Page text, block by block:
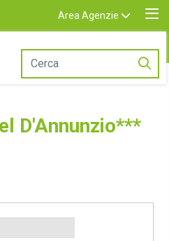
Area Agenzie
D'Annunzio***